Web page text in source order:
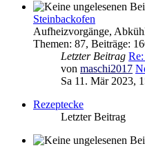
Steinbackofen
Aufheizvorgänge,
Themen: 87, Beiträge:
Letzter Beitrag
von maschi2017
Sa 11. Mär 2023,
Rezeptecke
Letzter Beitrag